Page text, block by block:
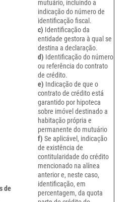
de
mutuário, incluindo a
indicação do número de
identificação fiscal.
c) Identificação da
entidade gestora à qual se
destina a declaração.
d) Identificação do número
ou referência do contrato
de crédito.
e) Indicação de que o
contrato de crédito está
garantido por hipoteca
sobre imóvel destinado a
habitação própria e
permanente do mutuário
f) Se aplicável, indicação
de existência de
contitularidade do crédito
mencionado na alínea
anterior e, neste caso,
identificação, em
percentagem, da quota